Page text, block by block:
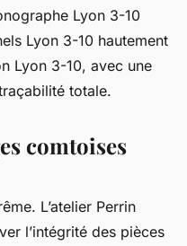
Lyon 3-10
Lyon 3-10 hautement
Lyon 3-10, avec une
totale.
comtoises
L’atelier Perrin
l’intégrité des pièces